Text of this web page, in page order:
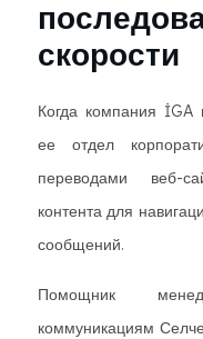
скорости
Когда компания İGA
ее отдел
переводами веб-
контента для
сообщений.
Помощник
коммуникациям